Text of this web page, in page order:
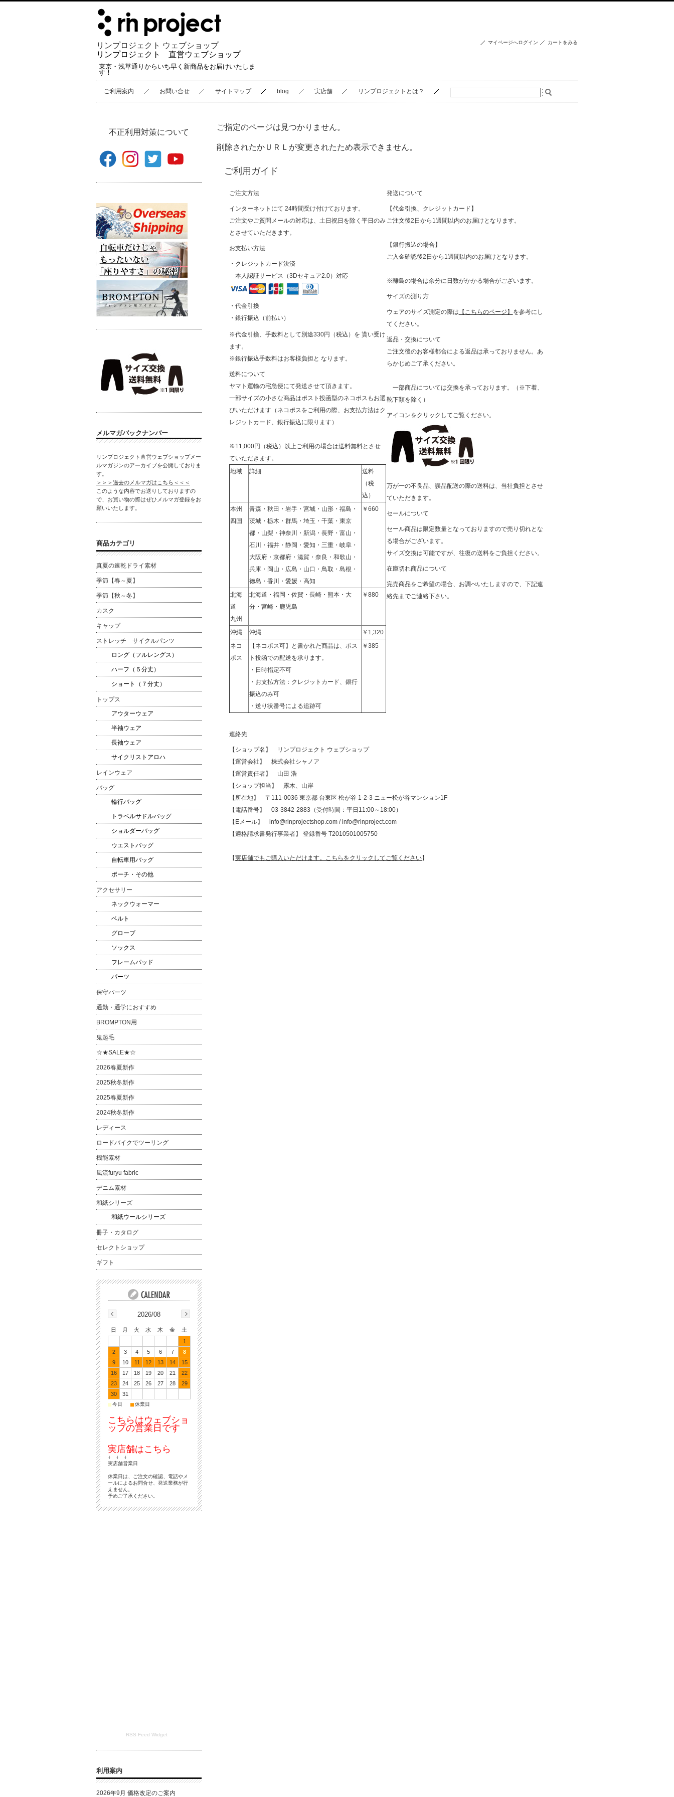
リンプロジェクト ウェブショップ
リンプロジェクト 直営ウェブショップ
東京・浅草通りからいち早く新商品をお届けいたしま
す！
マイページへログイン カートをみる
ご利用案内 お問い合せ サイトマップ blog 実店舗 リンプロジェクトとは？
ご指定のページは見つかりません。
削除されたかＵＲＬが変更されたため表示できません。
ご利用ガイド
ご注文方法
インターネットにて 24時間受け付けております。
ご注文やご質問メールの対応は、土日祝日を除く平日のみ
とさせていただきます。
お支払い方法
・クレジットカード決済
本人認証サービス（3Dセキュア2.0）対応
・代金引換
・銀行振込（前払い）
※代金引換、手数料として別途330円（税込）を 貰い受け
ます。
※銀行振込手数料はお客様負担と なります。
送料について
ヤマト運輸の宅急便にて発送させて頂きます。
一部サイズの小さな商品はポスト投函型のネコポスもお選
びいただけます（ネコポスをご利用の際、お支払方法はク
レジットカード、銀行振込に限ります）
※11,000円（税込）以上ご利用の場合は送料無料とさせ
ていただきます。
地域
詳細
送料
（税
込）
本州
四国
青森・秋田・岩手・宮城・山形・福島・
茨城・栃木・群馬・埼玉・千葉・東京
都・山梨・神奈川・新潟・長野・富山・
石川・福井・静岡・愛知・三重・岐阜・
大阪府・京都府・滋賀・奈良・和歌山・
兵庫・岡山・広島・山口・鳥取・島根・
徳島・香川・愛媛・高知
￥660
北海
道
九州
北海道・福岡・佐賀・長崎・熊本・大
分・宮崎・鹿児島
￥880
沖縄 沖縄
￥1,320
ネコ
ポス
【ネコポス可】と書かれた商品は、ポス
ト投函での配送を承ります。
・日時指定不可
・お支払方法：クレジットカード、銀行
振込のみ可
・送り状番号による追跡可
￥385
発送について
【代金引換、クレジットカード】
ご注文後2日から1週間以内のお届けとなります。
【銀行振込の場合】
ご入金確認後2日から1週間以内のお届けとなります。
※離島の場合は余分に日数がかかる場合がございます。
サイズの測り方
ウェアのサイズ測定の際は 【こちらのページ】
を参考にし
てください。
返品・交換について
ご注文後のお客様都合による返品は承っておりません。あ
らかじめご了承ください。
一部商品については交換を承っております。（※下着、
靴下類を除く）
アイコンをクリックしてご覧ください。
万が一の不良品、誤品配送の際の送料は、当社負担とさせ
ていただきます。
セールについて
セール商品は限定数量となっておりますので売り切れとな
る場合がございます。
サイズ交換は可能ですが、往復の送料をご負担ください。
在庫切れ商品について
完売商品をご希望の場合、お調べいたしますので、下記連
絡先までご連絡下さい。
連絡先
【ショップ名】 リンプロジェクト ウェブショップ
【運営会社】 株式会社シャノア
【運営責任者】 山田 浩
【ショップ担当】 露木、山岸
【所在地】 〒111-0036 東京都 台東区 松が谷 1-2-3 ニュー松が谷マンション1F
【電話番号】 03-3842-2883（受付時間：平日11:00～18:00）
【Eメール】 info@rinprojectshop.com / info@rinproject.com
【適格請求書発行事業者】 登録番号 T2010501005750
【実店舗でもご購入いただけます。こちらをクリックしてご覧ください】
不正利用対策について
メルマガバックナンバー
リンプロジェクト直営ウェブショップメー
ルマガジンのアーカイブを公開しておりま
す。
＞＞＞過去のメルマガはこちら＜＜＜
このような内容でお送りしておりますの
で、お買い物の際はぜひメルマガ登録をお
願いいたします。
商品カテゴリ
真夏の速乾ドライ素材
季節【春～夏】
季節【秋～冬】
カスク
キャップ
ストレッチ サイクルパンツ
ロング（フルレングス）
ハーフ（５分丈）
ショート（７分丈）
トップス
アウターウェア
半袖ウェア
長袖ウェア
サイクリストアロハ
レインウェア
バッグ
輪行バッグ
トラベルサドルバッグ
ショルダーバッグ
ウエストバッグ
自転車用バッグ
ポーチ・その他
アクセサリー
ネックウォーマー
ベルト
グローブ
ソックス
フレームパッド
パーツ
保守パーツ
通勤・通学におすすめ
BROMPTON用
鬼起毛
☆★SALE★☆
2026春夏新作
2025秋冬新作
2025春夏新作
2024秋冬新作
レディース
ロードバイクでツーリング
機能素材
風流furyu fabric
デニム素材
和紙シリーズ
和紙ウールシリーズ
冊子・カタログ
セレクトショップ
ギフト
2026/08
日 月 火 水 木 金
土
1
2
3 4 5 6 7
8
9
10 11 12 13 14
15
16
17 18 19 20 21
22
23
24 25 26 27 28
29
30
31
■今日 ■休業日
こちらはウェブショ
ップの営業日です
実店舗はこちら
↓ ↓ ↓
実店舗営業日
休業日は、ご注文の確認、電話やメ
ールによるお問合せ、発送業務が行
えません。
予めご了承ください。
RSS Feed Widget
利用案内
2026年9月 価格改定のご案内